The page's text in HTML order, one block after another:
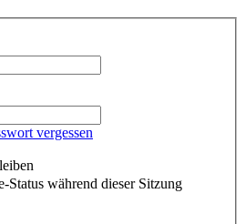
vergessen
Status während dieser Sitzung